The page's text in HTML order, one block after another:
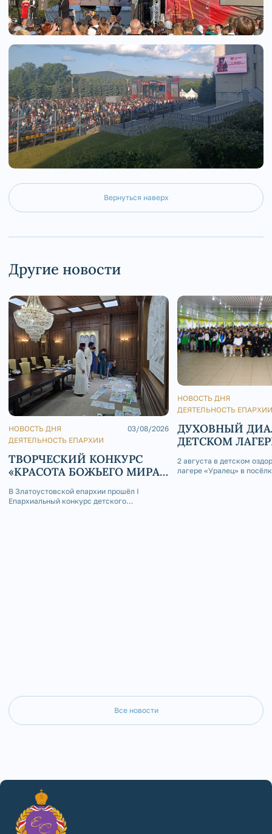
Вернуться наверх
Другие новости
Все новости
НОВОСТЬ ДНЯ
ДЕЯТЕЛЬНОСТЬ ЕПАРХИИ
03/08/2026
ТВОРЧЕСКИЙ КОНКУРС
«КРАСОТА БОЖЬЕГО МИРА
РОССИИ»
В Златоустовской епархии прошёл I
Епархиальный конкурс детского
НОВОСТЬ ДНЯ
ДЕЯТЕЛЬНОСТЬ ЕПАРХИИ
ДУХОВНЫЙ
ДЕТСКОМ
2 августа в детском
лагере «Уралец» в